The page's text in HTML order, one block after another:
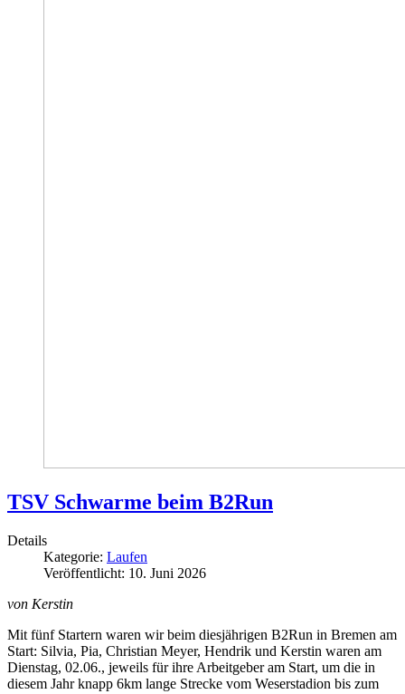
TSV Schwarme beim B2Run
Details
Kategorie: Laufen
Veröffentlicht: 10. Juni 2026
von Kerstin
Mit fünf Startern waren wir beim diesjährigen B2Run in Bremen am
Start: Silvia, Pia, Christian Meyer, Hendrik und Kerstin waren am
Dienstag, 02.06., jeweils für ihre Arbeitgeber am Start, um die in
diesem Jahr knapp 6km lange Strecke vom Weserstadion bis zum